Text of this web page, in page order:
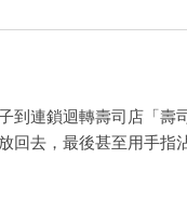
到連鎖迴轉壽司店「
回去，最後甚至用手